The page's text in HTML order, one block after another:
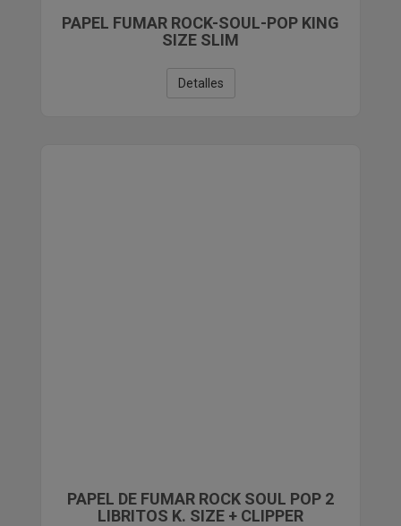
PAPEL FUMAR ROCK-SOUL-POP KING
SIZE SLIM
Detalles
PAPEL DE FUMAR ROCK SOUL POP 2
LIBRITOS K. SIZE + CLIPPER